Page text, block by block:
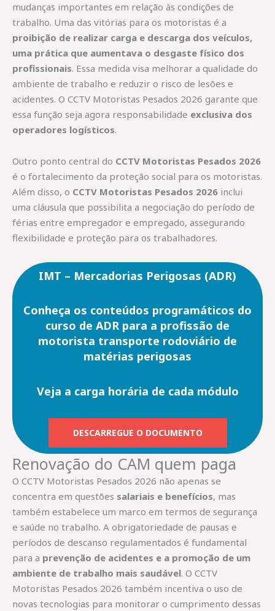
mudanças importantes em relação às condições de
trabalho. Uma das vitórias para os motoristas é a
proibição de realizar carga e descarga dos veículos,
uma prática que aumentava o desgaste físico dos
profissionais. Essa medida visa melhorar a qualidade do
ambiente de trabalho e reduzir o risco de lesões e
acidentes. O CCTV Motoristas Pesados 2026 garante que
essa função seja agora responsabilidade exclusiva dos
operadores logísticos.
Outro ponto central do CCTV Motoristas Pesados 2026
é o fortalecimento da proteção social para os motoristas.
Além disso, o CCTV Motoristas Pesados 2026 inclui
uma cláusula que possibilita a negociação do período de
férias entre empregador e empregado, assegurando
flexibilidade e proteção para os trabalhadores.
IMT – Mercadorias Perigosas (ADR)
Conheça os conteúdos programáticos do
curso de ADR para a profissão de
motorista transporte rodoviário de
matérias perigosas
Veja a carga horária de cada módulo
DESCARREGUE O DOCUMENTO
Renovação do CAM quem paga
O CCTV Motoristas Pesados 2026 não apenas se
concentra em questões salariais e benefícios, mas
também estabelece um marco em termos de segurança
e saúde no trabalho. A obrigatoriedade de pausas e
períodos de descanso regulamentados é fundamental
para a prevenção de acidentes e a promoção de um
ambiente de trabalho mais saudável. O CCTV
Motoristas Pesados 2026 também incentiva o uso de
novas tecnologias para monitorar o cumprimento dessas